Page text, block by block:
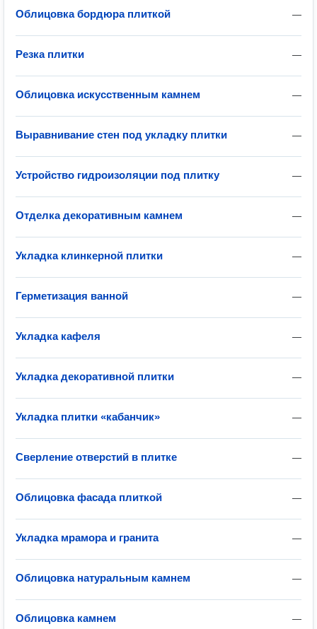
—
Облицовка бордюра плиткой
—
Резка плитки
—
Облицовка искусственным камнем
—
Выравнивание стен под укладку плитки
—
Устройство гидроизоляции под плитку
—
Отделка декоративным камнем
—
Укладка клинкерной плитки
—
Герметизация ванной
—
Укладка кафеля
—
Укладка декоративной плитки
—
Укладка плитки «кабанчик»
—
Сверление отверстий в плитке
—
Облицовка фасада плиткой
—
Укладка мрамора и гранита
—
Облицовка натуральным камнем
—
Облицовка камнем